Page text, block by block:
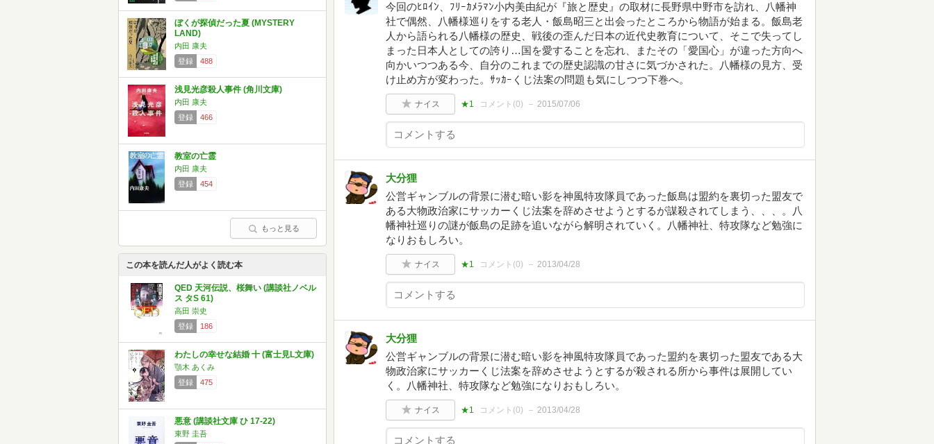
ぼくが探偵だった夏 (MYSTERY
LAND)
内田 康夫
登録
488
浅見光彦殺人事件 (角川文庫)
内田 康夫
登録
466
教室の亡霊
内田 康夫
登録
454
もっと見る
この本を読んだ人がよく読む本
QED 天河伝説、桜舞い (講談社ノベル
ス タS 61)
高田 崇史
登録
186
わたしの幸せな結婚 十 (富士見L文庫)
顎木 あくみ
登録
475
悪意 (講談社文庫 ひ 17-22)
東野 圭吾
今回のﾋﾛｲﾝ、ﾌﾘｰｶﾒﾗﾏﾝ小内美由紀が『旅と歴史』の取材に長野県中野市を訪れ、八幡神
社で偶然、八幡様巡りをする老人・飯島昭三と出会ったところから物語が始まる。飯島老
人から語られる八幡様の歴史、戦後の歪んだ日本の近代史教育について、そこで失ってし
まった日本人としての誇り…国を愛することを忘れ、またその「愛国心」が違った方向へ
向かいつつある今、自分のこれまでの歴史認識の甘さに気づかされた。八幡様の見方、受
け止め方が変わった。ｻｯｶｰくじ法案の問題も気にしつつ下巻へ。
ナイス ★1 コメント(0) 2015/07/06
大分狸
公営ギャンブルの背景に潜む暗い影を神風特攻隊員であった飯島は盟約を裏切った盟友で
ある大物政治家にサッカーくじ法案を辞めさせようとするが謀殺されてしまう、、、。八
幡神社巡りの謎が飯島の足跡を追いながら解明されていく。八幡神社、特攻隊など勉強に
なりおもしろい。
ナイス ★1 コメント(0) 2013/04/28
大分狸
公営ギャンブルの背景に潜む暗い影を神風特攻隊員であった盟約を裏切った盟友である大
物政治家にサッカーくじ法案を辞めさせようとするが殺される所から事件は展開してい
く。八幡神社、特攻隊など勉強になりおもしろい。
ナイス ★1 コメント(0) 2013/04/28